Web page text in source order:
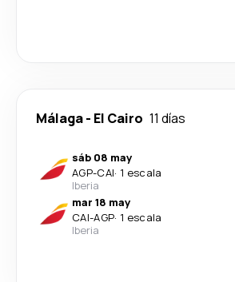
Málaga- El Cairo 11 días
sáb 08 may
AGP-CAI· 1 escala
Iberia
mar 18 may
CAI-AGP· 1 escala
Iberia